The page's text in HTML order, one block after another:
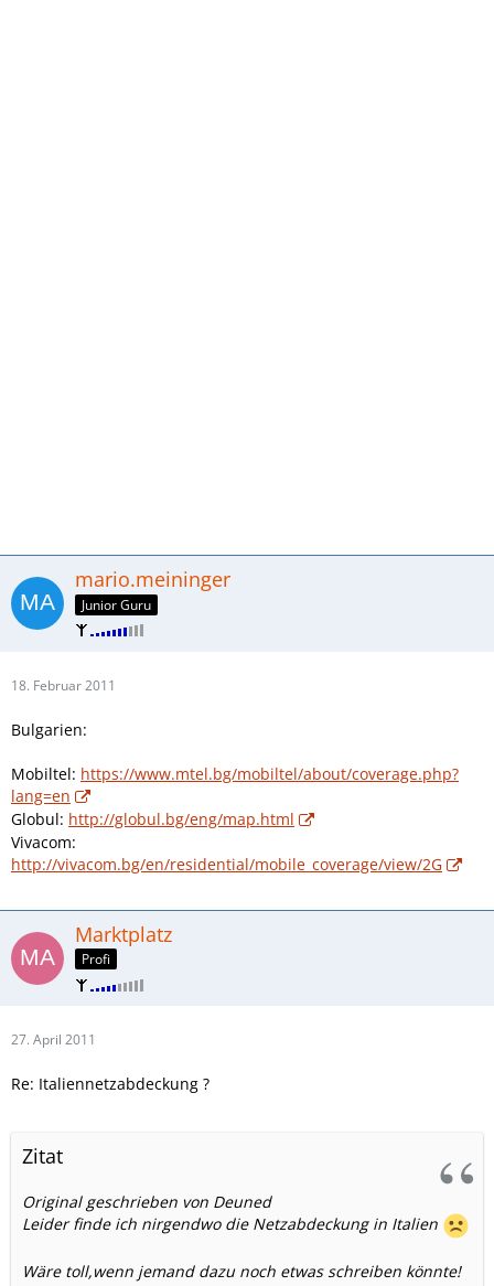
mario.meininger
Junior Guru
18. Februar 2011
Bulgarien:
Mobiltel: https://www.mtel.bg/mobiltel/about/coverage.php?
lang=en
Globul: http://globul.bg/eng/map.html
Vivacom:
http://vivacom.bg/en/residential/mobile_coverage/view/2G
Marktplatz
Profi
27. April 2011
Re: Italiennetzabdeckung ?
Zitat
Original geschrieben von Deuned
Leider finde ich nirgendwo die Netzabdeckung in Italien
Wäre toll,wenn jemand dazu noch etwas schreiben könnte!